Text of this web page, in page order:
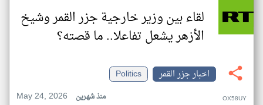
لقاء بين وزير خارجية جزر القمر وشيخ
الأزهر يشعل تفاعلا.. ما قصته؟
اخبار جزر القمر
Politics
May 24, 2026
منذ شهرين OX58UY